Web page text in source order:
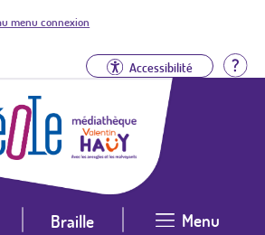
menu connexion
Accessibilité
Braille Menu